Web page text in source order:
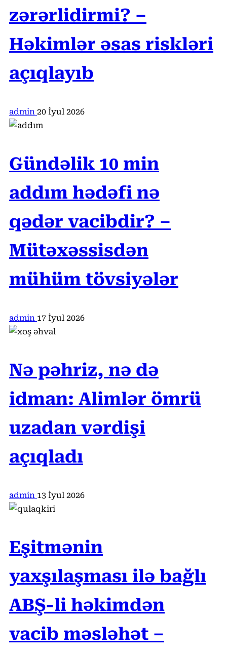
zərərlidirmi? –
Həkimlər əsas riskləri
açıqlayıb
admin 20 İyul 2026
Gündəlik 10 min
addım hədəfi nə
qədər vacibdir? –
Mütəxəssisdən
mühüm tövsiyələr
admin 17 İyul 2026
Nə pəhriz, nə də
idman: Alimlər ömrü
uzadan vərdişi
açıqladı
admin 13 İyul 2026
Eşitmənin
yaxşılaşması ilə bağlı
ABŞ-li həkimdən
vacib məsləhət –